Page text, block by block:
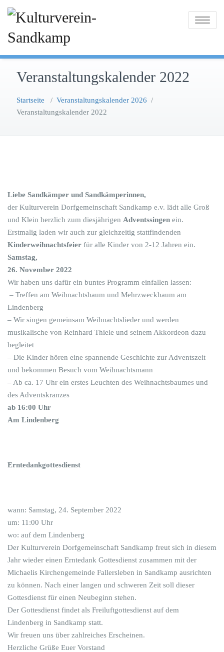
Toggle
Veranstaltungskalender 2022
Startseite / Veranstaltungskalender 2026 /
Veranstaltungskalender 2022
Liebe Sandkämper und Sandkämperinnen,
der Kulturverein Dorfgemeinschaft Sandkamp e.v. lädt alle Groß
und Klein herzlich zum diesjährigen Adventssingen ein.
Erstmalig laden wir auch zur gleichzeitig stattfindenden
Kinderweihnachtsfeier für alle Kinder von 2-12 Jahren ein.
Samstag,
26. November 2022
Wir haben uns dafür ein buntes Programm einfallen lassen:
– Treffen am Weihnachtsbaum und Mehrzweckbaum am
Lindenberg
– Wir singen gemeinsam Weihnachtslieder und werden
musikalische von Reinhard Thiele und seinem Akkordeon dazu
begleitet
– Die Kinder hören eine spannende Geschichte zur Adventszeit
und bekommen Besuch vom Weihnachtsmann
– Ab ca. 17 Uhr ein erstes Leuchten des Weihnachtsbaumes und
des Adventskranzes
ab 16:00 Uhr
Am Lindenberg
Erntedankgottesdienst
wann: Samstag, 24. September 2022
um: 11:00 Uhr
wo: auf dem Lindenberg
Der Kulturverein Dorfgemeinschaft Sandkamp freut sich in diesem
Jahr wieder einen Erntedank Gottesdienst zusammen mit der
Michaelis Kirchengemeinde Fallersleben in Sandkamp ausrichten
zu können. Nach einer langen und schweren Zeit soll dieser
Gottesdienst für einen Neubeginn stehen.
Der Gottesdienst findet als Freiluftgottesdienst auf dem
Lindenberg in Sandkamp statt.
Wir freuen uns über zahlreiches Erscheinen.
Herzliche Grüße Euer Vorstand